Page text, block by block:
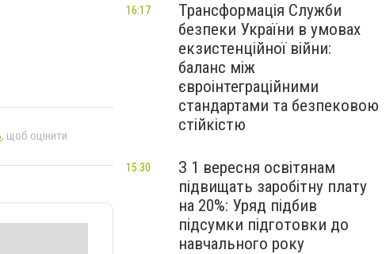
, щоб оцінити
Трансформація Служби
безпеки України в умовах
екзистенційної війни:
баланс між
євроінтеграційними
стандартами та безпековою
стійкістю
16:17
З 1 вересня освітянам
підвищать заробітну плату
на 20%: Уряд підбив
підсумки підготовки до
навчального року
15:30